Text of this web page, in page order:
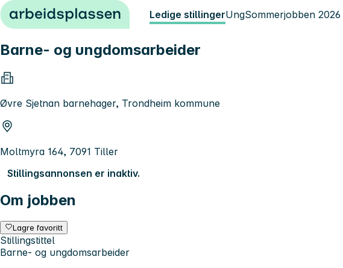
Hopp til innhold Ledige stillingerUngSommerjobben 2026
Barne- og ungdomsarbeider
Øvre Sjetnan barnehager, Trondheim kommune
Moltmyra 164, 7091 Tiller
Stillingsannonsen er inaktiv.
Om jobben
Lagre favoritt
Stillingstittel
Barne- og ungdomsarbeider